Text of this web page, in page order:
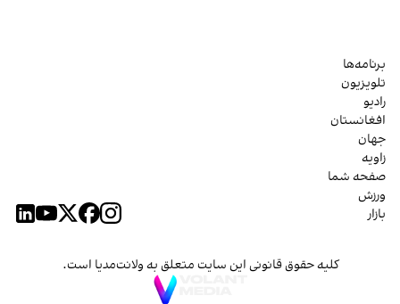
برنامه‌ها
تلویزیون
رادیو
افغانستان
جهان
زاویه
صفحه شما
ورزش
بازار
کلیه حقوق قانونی این سایت متعلق به ولانت‌مدیا است.